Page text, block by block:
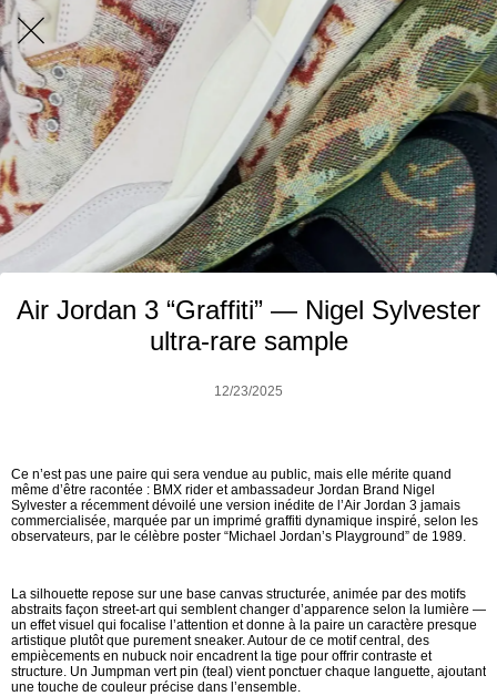
Air Jordan 3 “Graffiti” — Nigel Sylvester
ultra-rare sample
12/23/2025
Ce n’est pas une paire qui sera vendue au public, mais elle mérite quand
même d’être racontée : BMX rider et ambassadeur Jordan Brand Nigel
Sylvester a récemment dévoilé une version inédite de l’Air Jordan 3 jamais
commercialisée, marquée par un imprimé graffiti dynamique inspiré, selon les
observateurs, par le célèbre poster “Michael Jordan’s Playground” de 1989.
La silhouette repose sur une base canvas structurée, animée par des motifs
abstraits façon street-art qui semblent changer d’apparence selon la lumière —
un effet visuel qui focalise l’attention et donne à la paire un caractère presque
artistique plutôt que purement sneaker. Autour de ce motif central, des
empiècements en nubuck noir encadrent la tige pour offrir contraste et
structure. Un Jumpman vert pin (teal) vient ponctuer chaque languette, ajoutant
une touche de couleur précise dans l’ensemble.